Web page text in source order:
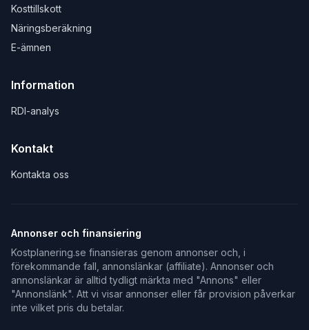
Kosttillskott
Näringsberäkning
E-ämnen
Information
RDI-analys
Kontakt
Kontakta oss
Annonser och finansiering
Kostplanering.se finansieras genom annonser och, i
förekommande fall, annonslänkar (affiliate). Annonser och
annonslänkar är alltid tydligt märkta med "Annons" eller
"Annonslänk". Att vi visar annonser eller får provision påverkar
inte vilket pris du betalar.